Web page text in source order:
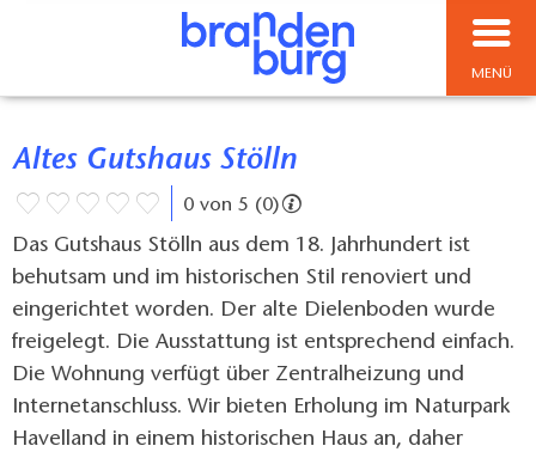
MENÜ
Altes Gutshaus Stölln
0 von 5 (0)
Das Gutshaus Stölln aus dem 18. Jahrhundert ist
behutsam und im historischen Stil renoviert und
eingerichtet worden. Der alte Dielenboden wurde
freigelegt. Die Ausstattung ist entsprechend einfach.
Die Wohnung verfügt über Zentralheizung und
Internetanschluss. Wir bieten Erholung im Naturpark
Havelland in einem historischen Haus an, daher